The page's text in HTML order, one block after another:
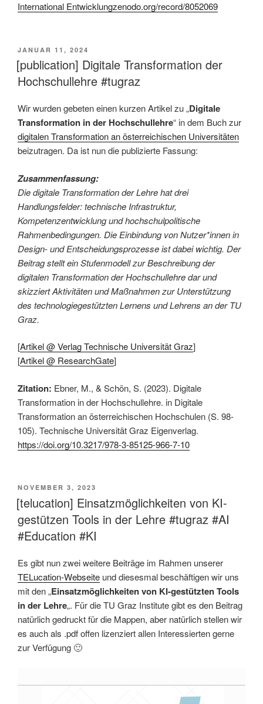
International Entwicklungzenodo.org/record/8052069
VERÖFFENTLICHT
AM
JANUAR 11, 2024
[publication] Digitale Transformation der
Hochschullehre #tugraz
Wir wurden gebeten einen kurzen Artikel zu „Digitale
Transformation in der Hochschullehre“ in dem Buch zur
digitalen Transformation an österreichischen Universitäten
beizutragen. Da ist nun die publizierte Fassung:
Zusammenfassung:
Die digitale Transformation der Lehre hat drei
Handlungsfelder: technische Infrastruktur,
Kompetenzentwicklung und hochschulpolitische
Rahmenbedingungen. Die Einbindung von Nutzer*innen in
Design- und Entscheidungsprozesse ist dabei wichtig. Der
Beitrag stellt ein Stufenmodell zur Beschreibung der
digitalen Transformation der Hochschullehre dar und
skizziert Aktivitäten und Maßnahmen zur Unterstützung
des technologiegestützten Lernens und Lehrens an der TU
Graz.
[Artikel @ Verlag Technische Universität Graz]
[Artikel @ ResearchGate]
Zitation: Ebner, M., & Schön, S. (2023). Digitale
Transformation in der Hochschullehre. in Digitale
Transformation an österreichischen Hochschulen (S. 98-
105). Technische Universität Graz Eigenverlag.
https://doi.org/10.3217/978-3-85125-966-7-10
VERÖFFENTLICHT
AM
NOVEMBER 3, 2023
[telucation] Einsatzmöglichkeiten von KI-
gestützen Tools in der Lehre #tugraz #AI
#Education #KI
Es gibt nun zwei weitere Beiträge im Rahmen unserer
TELucation-Webseite und diesesmal beschäftigen wir uns
mit den „Einsatzmöglichkeiten von KI-gestützten Tools
in der Lehre„. Für die TU Graz Institute gibt es den Beitrag
natürlich gedruckt für die Mappen, aber natürlich stellen wir
es auch als .pdf offen lizenziert allen Interessierten gerne
zur Verfügung 🙂